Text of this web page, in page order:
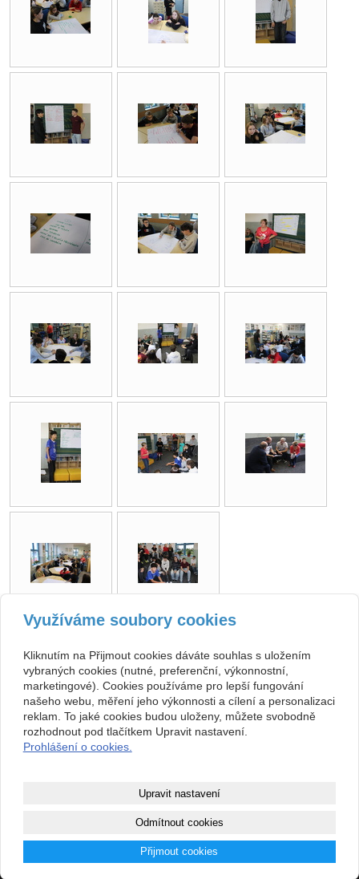
Kontakt
ZŠ, Sobotka, okres Jičín
Jičínská 136, 507 43 Sobotka
710 01 379
nejsme plátci DPH
493 571 539, 493 599 140
skola@zssobotka.cz
Mapa webu|Zobrazit klasickou verzi
Využíváme soubory cookies
Kliknutím na Přijmout cookies dáváte souhlas s uložením
vybraných cookies (nutné, preferenční, výkonnostní,
marketingové). Cookies používáme pro lepší fungování
našeho webu, měření jeho výkonnosti a cílení a personalizaci
reklam. To jaké cookies budou uloženy, můžete svobodně
rozhodnout pod tlačítkem Upravit nastavení.
Prohlášení o cookies.
Upravit nastavení
Odmítnout cookies
Přijmout cookies